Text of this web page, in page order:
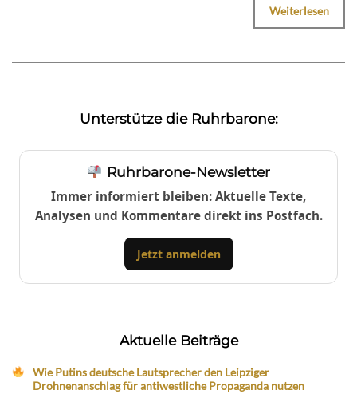
Weiterlesen
Unterstütze die Ruhrbarone:
Ruhrbarone-Newsletter
Immer informiert bleiben: Aktuelle Texte,
Analysen und Kommentare direkt ins Postfach.
Jetzt anmelden
Aktuelle Beiträge
Wie Putins deutsche Lautsprecher den Leipziger
Drohnenanschlag für antiwestliche Propaganda nutzen